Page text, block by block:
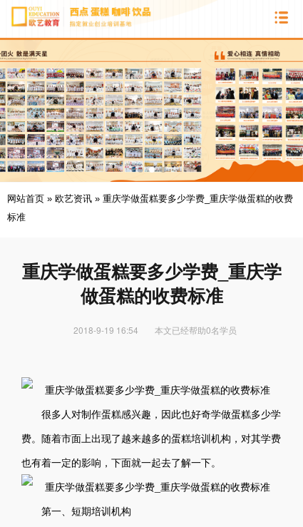
网站首页 » 欧艺资讯 » 重庆学做蛋糕要多少学费_重庆学做蛋糕的收费
标准
重庆学做蛋糕要多少学费_重庆学
做蛋糕的收费标准
2018-9-19 16:54 本文已经帮助0名学员
很多人对制作蛋糕感兴趣，因此也好奇学做蛋糕多少学
费。随着市面上出现了越来越多的蛋糕培训机构，对其学费
也有着一定的影响，下面就一起去了解一下。
第一、短期培训机构